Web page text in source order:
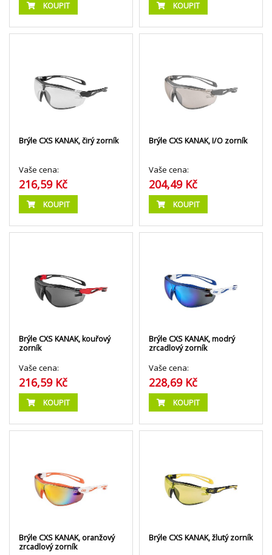
KOUPIT KOUPIT
Brýle CXS KANAK, čirý zorník
Vaše cena:
216,59 Kč
KOUPIT
Brýle CXS KANAK, I/O zorník
Vaše cena:
204,49 Kč
KOUPIT
Brýle CXS KANAK, kouřový
zorník
Vaše cena:
216,59 Kč
KOUPIT
Brýle CXS KANAK, modrý
zrcadlový zorník
Vaše cena:
228,69 Kč
KOUPIT
Brýle CXS KANAK, oranžový
zrcadlový zorník
Brýle CXS KANAK, žlutý zorník